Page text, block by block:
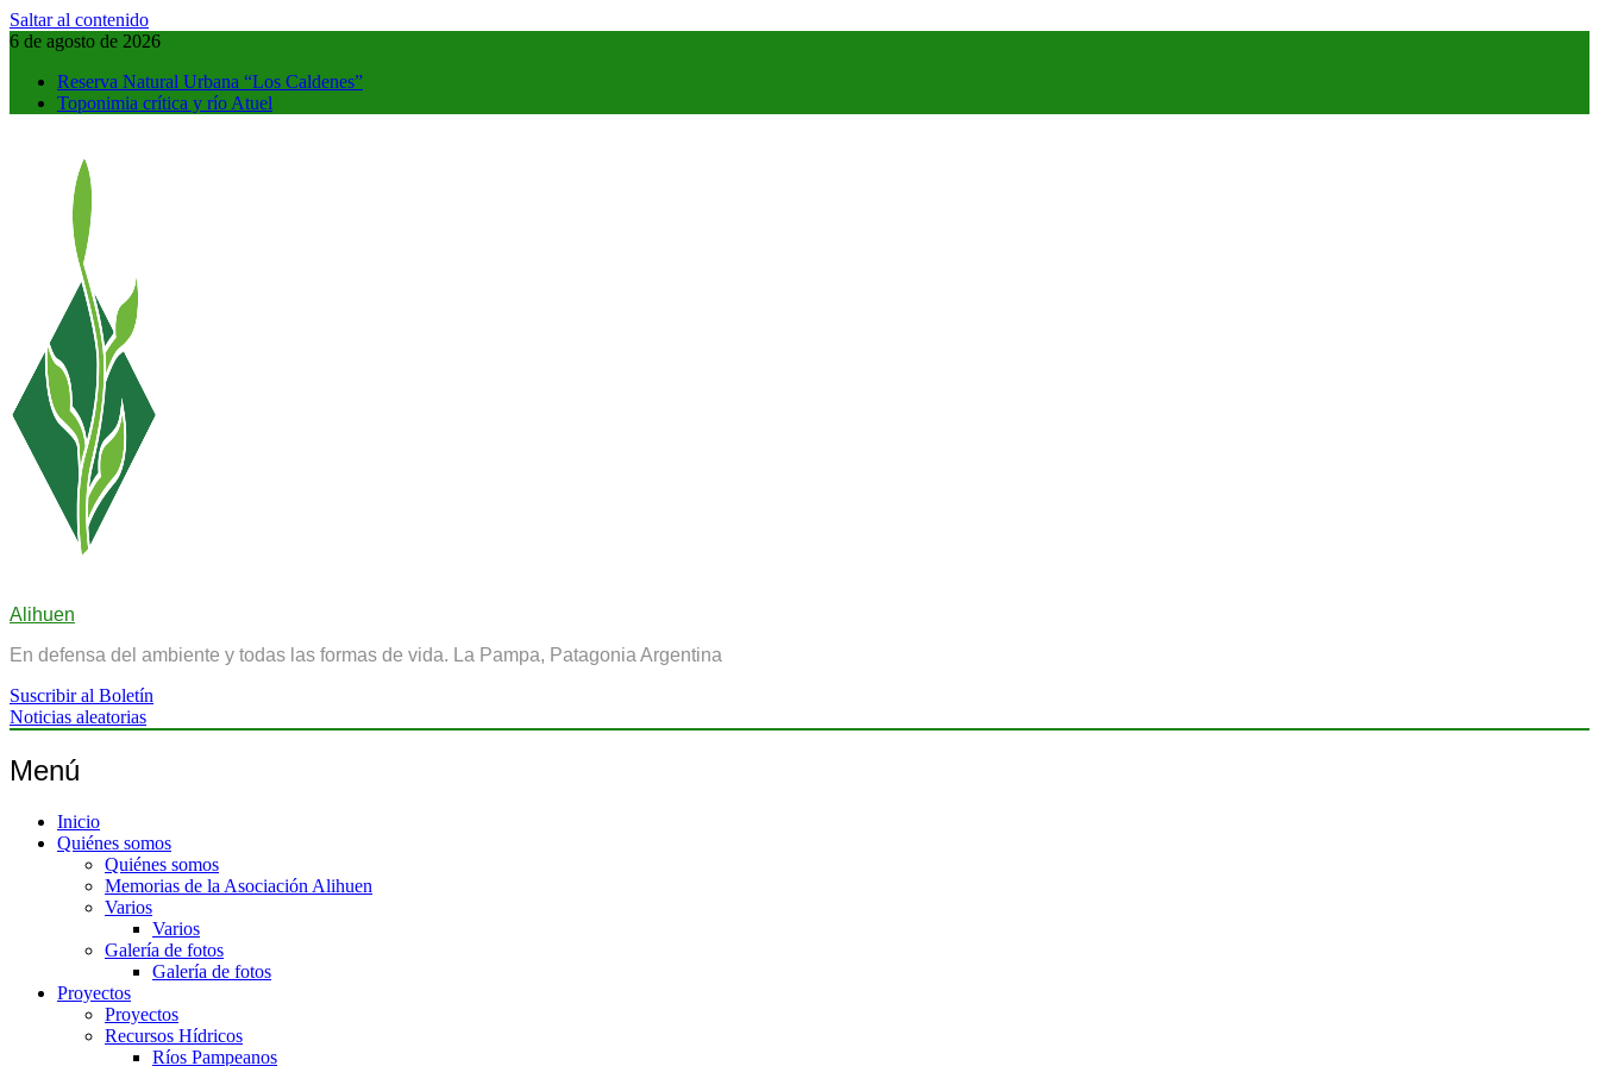
Saltar al contenido
6 de agosto de 2026
Reserva Natural Urbana “Los Caldenes”
Toponimia crítica y río Atuel
Alihuen
En defensa del ambiente y todas las formas de vida. La Pampa, Patagonia Argentina
Suscribir al Boletín
Noticias aleatorias
Menú
Inicio
Quiénes somos
Quiénes somos
Memorias de la Asociación Alihuen
Varios
Varios
Galería de fotos
Galería de fotos
Proyectos
Proyectos
Recursos Hídricos
Ríos Pampeanos